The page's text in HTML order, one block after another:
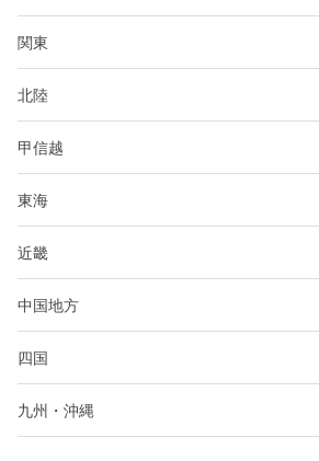
関東
北陸
甲信越
東海
近畿
中国地方
四国
九州・沖縄